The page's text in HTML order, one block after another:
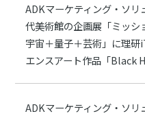
ADKマーケティング・ソ
代美術館の企画展「ミッシ
宇宙＋量子＋芸術」に理
エンスアート作品「Black
ADKマーケティング・ソリ